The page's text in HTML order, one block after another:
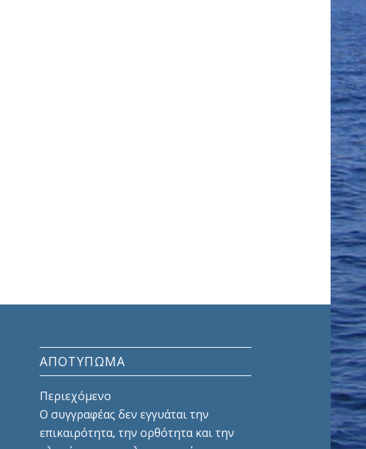
ΑΠΟΤΎΠΩΜΑ
Περιεχόμενο
Ο συγγραφέας δεν εγγυάται την
επικαιρότητα, την ορθότητα και την